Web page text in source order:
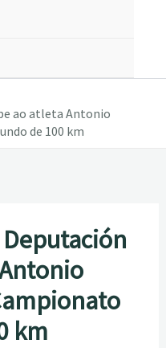
ao atleta Antonio
de 100 km
km